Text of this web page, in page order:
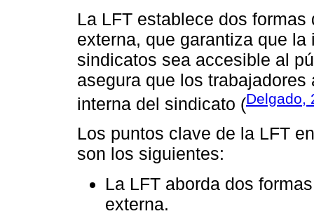
La LFT establece dos
externa, que garantiza que
sindicatos sea accesible al
asegura que los
interna del sindicato (Delgado,
Los puntos clave de la LFT
son los siguientes:
La LFT aborda dos
externa.